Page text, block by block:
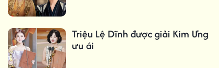
Triệu Lệ Dĩnh được giải Kim Ưng
ưu ái